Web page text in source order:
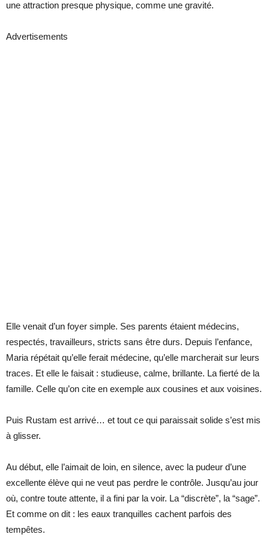
une attraction presque physique, comme une gravité.
Advertisements
Elle venait d’un foyer simple. Ses parents étaient médecins,
respectés, travailleurs, stricts sans être durs. Depuis l’enfance,
Maria répétait qu’elle ferait médecine, qu’elle marcherait sur leurs
traces. Et elle le faisait : studieuse, calme, brillante. La fierté de la
famille. Celle qu’on cite en exemple aux cousines et aux voisines.
Puis Rustam est arrivé… et tout ce qui paraissait solide s’est mis
à glisser.
Au début, elle l’aimait de loin, en silence, avec la pudeur d’une
excellente élève qui ne veut pas perdre le contrôle. Jusqu’au jour
où, contre toute attente, il a fini par la voir. La “discrète”, la “sage”.
Et comme on dit : les eaux tranquilles cachent parfois des
tempêtes.